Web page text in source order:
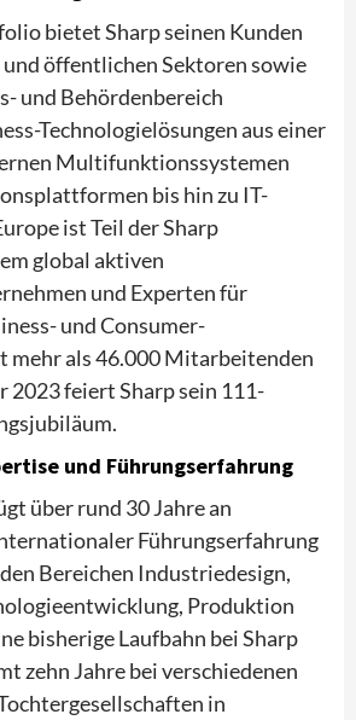
bietet Sharp seinen Kunden
öffentlichen Sektoren sowie
und Behördenbereich
Technologielösungen aus einer
Multifunktionssystemen
bis hin zu IT-
ist Teil der Sharp
global aktiven
und Experten für
und Consumer-
mehr als 46.000 Mitarbeitenden
2023 feiert Sharp sein 111-
und Führungserfahrung
über rund 30 Jahre an
Führungserfahrung
Bereichen Industriedesign,
Produktion
bisherige Laufbahn bei Sharp
zehn Jahre bei verschiedenen
in